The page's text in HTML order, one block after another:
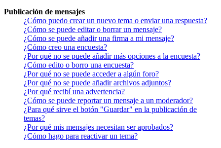
Publicación de mensajes
¿Cómo puedo crear un nuevo tema o enviar una respuesta?
¿Cómo se puede editar o borrar un mensaje?
¿Cómo se puede añadir una firma a mi mensaje?
¿Cómo creo una encuesta?
¿Por qué no se puede añadir más opciones a la encuesta?
¿Cómo edito o borro una encuesta?
¿Por qué no se puede acceder a algún foro?
¿Por qué no se puede añadir archivos adjuntos?
¿Por qué recibí una advertencia?
¿Cómo se puede reportar un mensaje a un moderador?
¿Para qué sirve el botón "Guardar" en la publicación de
temas?
¿Por qué mis mensajes necesitan ser aprobados?
¿Cómo hago para reactivar un tema?